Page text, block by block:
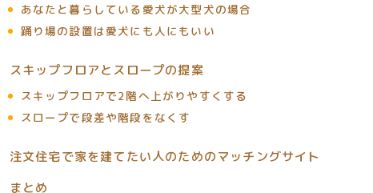
あなたと暮らしている愛犬が大型犬の場合
踊り場の設置は愛犬にも人にもいい
スキップフロアとスロープの提案
スキップフロアで2階へ上がりやすくする
スロープで段差や階段をなくす
注文住宅で家を建てたい人のためのマッチングサイト
まとめ